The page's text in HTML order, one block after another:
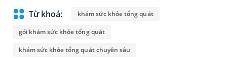
Từ khoá: khám sức khỏe tổng quát
gói khám sức khỏe tổng quát
khám sức khỏe tổng quát chuyên sâu